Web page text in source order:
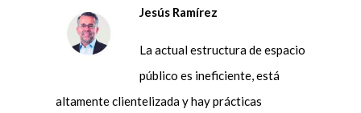
Jesús Ramírez
La actual estructura de espacio
público es ineficiente, está
altamente clientelizada y hay prácticas